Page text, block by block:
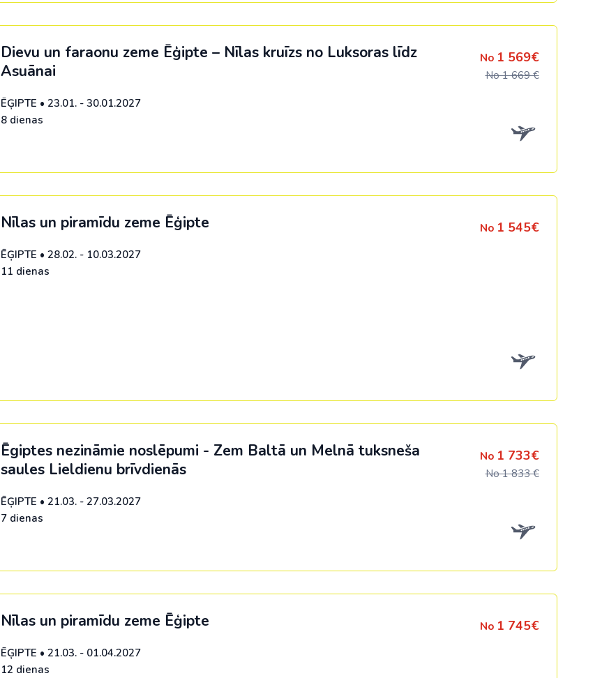
Tadžikistāna
Dievu un faraonu zeme Ēģipte – Nīlas kruīzs no Luksoras līdz
Asuānai
ĒĢIPTE • 23.01. - 30.01.2027
8 dienas
No 1 569€
No 1 669 €
Nīlas un piramīdu zeme Ēģipte
ĒĢIPTE • 28.02. - 10.03.2027
11 dienas
No 1 545€
Ēgiptes nezināmie noslēpumi - Zem Baltā un Melnā tuksneša
saules Lieldienu brīvdienās
ĒĢIPTE • 21.03. - 27.03.2027
7 dienas
No 1 733€
No 1 833 €
Nīlas un piramīdu zeme Ēģipte
ĒĢIPTE • 21.03. - 01.04.2027
12 dienas
No 1 745€